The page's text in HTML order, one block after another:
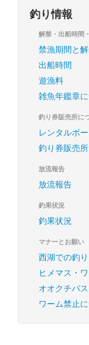
釣り情報
解禁・出船時間
禁漁期間と
出船時間
遊漁料
雑魚年鑑章
釣り券販売所に
レンタルボ
釣り券販売所
放流報告
放流報告
釣果状況
釣果状況
マナーとお願い
西湖での釣
ヒメマス・
オオクチバ
ワーム禁止